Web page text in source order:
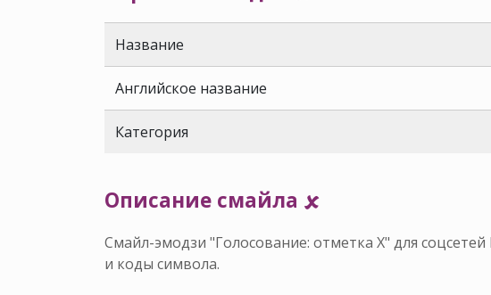
Название
Английское название
Категория
Описание смайла 🗴
Смайл-эмодзи "Голосование: отметка X" для
и коды символа.